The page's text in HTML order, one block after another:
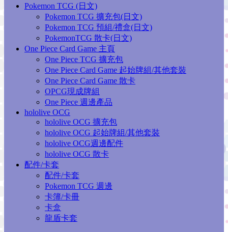
Pokemon TCG (日文)
Pokemon TCG 擴充包(日文)
Pokemon TCG 預組/禮盒(日文)
PokemonTCG 散卡(日文)
One Piece Card Game 主頁
One Piece TCG 擴充包
One Piece Card Game 起始牌組/其他套裝
One Piece Card Game 散卡
OPCG現成牌組
One Piece 週邊產品
hololive OCG
hololive OCG 擴充包
hololive OCG 起始牌組/其他套裝
hololive OCG週邊配件
hololive OCG 散卡
配件/卡套
配件/卡套
Pokemon TCG 週邊
卡簿/卡冊
卡盒
龍盾卡套